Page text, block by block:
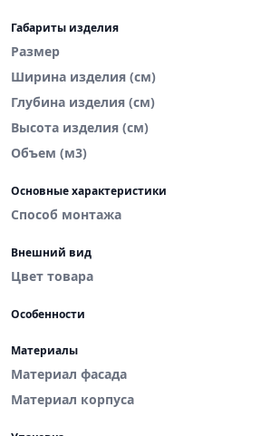
Габариты изделия
Размер
Ширина изделия (см)
Глубина изделия (см)
Высота изделия (см)
Объем (м3)
Основные характеристики
Способ монтажа
Внешний вид
Цвет товара
Особенности
Материалы
Материал фасада
Материал корпуса